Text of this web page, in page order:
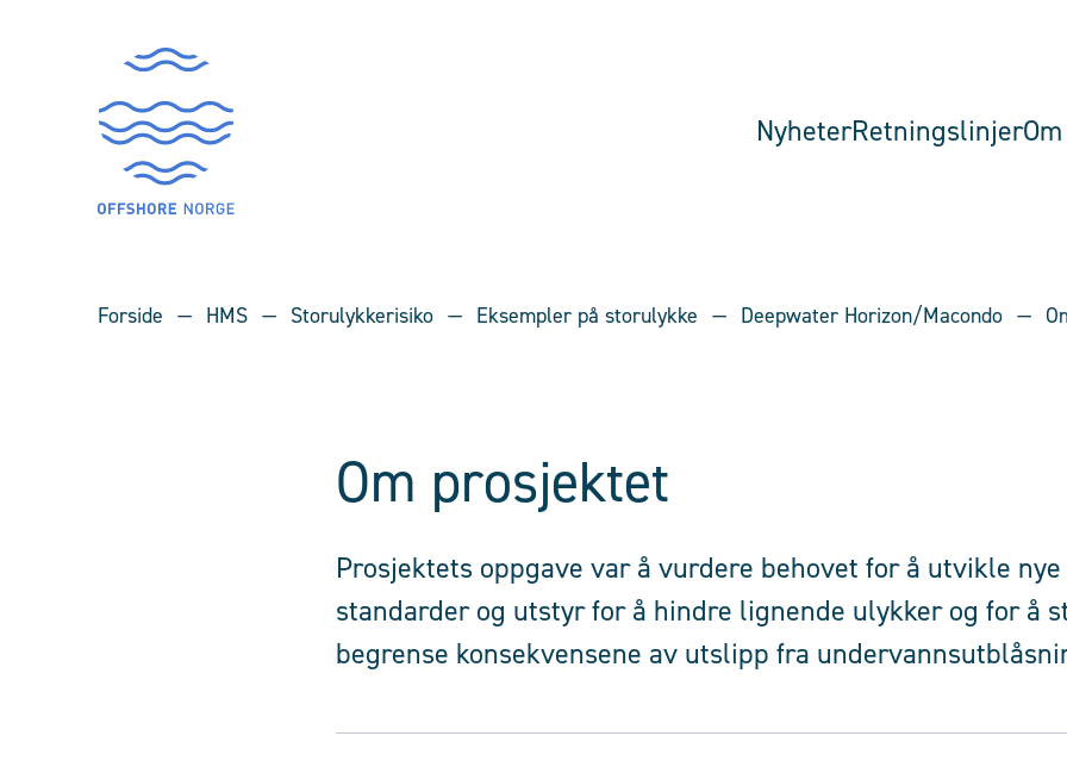
NyheterRetningslinjer
Forside HMS Storulykkerisiko Eksempler på storulykke Deepwater Horizon/Macondo
Om prosjektet
Prosjektets oppgave var å vurdere behovet for å utvikle nye
standarder og utstyr for å hindre lignende ulykker og for å
begrense konsekvensene av utslipp fra